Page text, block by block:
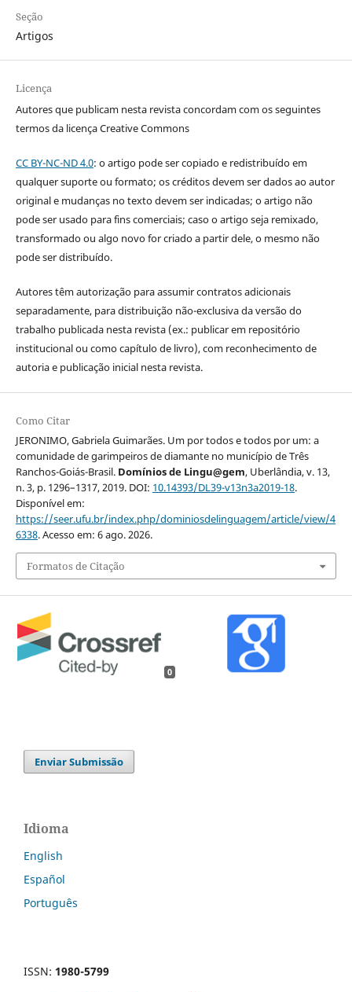
Seção
Artigos
Licença
Autores que publicam nesta revista concordam com os seguintes
termos da licença Creative Commons
CC BY-NC-ND 4.0: o artigo pode ser copiado e redistribuído em
qualquer suporte ou formato; os créditos devem ser dados ao autor
original e mudanças no texto devem ser indicadas; o artigo não
pode ser usado para fins comerciais; caso o artigo seja remixado,
transformado ou algo novo for criado a partir dele, o mesmo não
pode ser distribuído.
Autores têm autorização para assumir contratos adicionais
separadamente, para distribuição não-exclusiva da versão do
trabalho publicada nesta revista (ex.: publicar em repositório
institucional ou como capítulo de livro), com reconhecimento de
autoria e publicação inicial nesta revista.
Como Citar
JERONIMO, Gabriela Guimarães. Um por todos e todos por um: a
comunidade de garimpeiros de diamante no município de Três
Ranchos-Goiás-Brasil. Domínios de Lingu@gem, Uberlândia, v. 13,
n. 3, p. 1296–1317, 2019. DOI: 10.14393/DL39-v13n3a2019-18.
Disponível em:
https://seer.ufu.br/index.php/dominiosdelinguagem/article/view/4
6338. Acesso em: 6 ago. 2026.
Formatos de Citação
0
Enviar Submissão
Idioma
English
Español
Português
ISSN: 1980-5799